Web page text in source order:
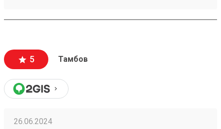
5 Тамбов
26.06.2024